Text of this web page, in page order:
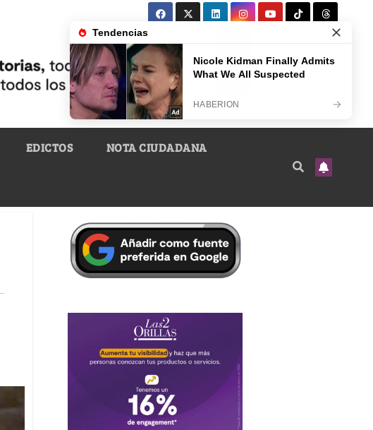
EDICTOS NOTA CIUDADANA